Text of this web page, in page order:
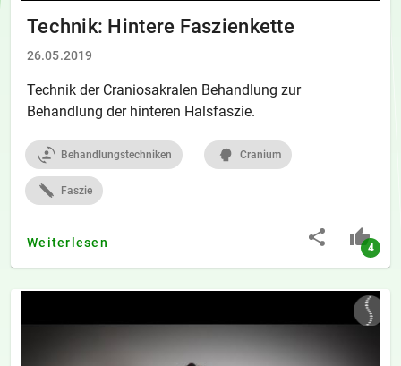
Technik: Hintere Faszienkette
26.05.2019
Technik der Craniosakralen Behandlung zur
Behandlung der hinteren Halsfaszie.
Behandlungstechniken Cranium
Faszie
Weiterlesen 4